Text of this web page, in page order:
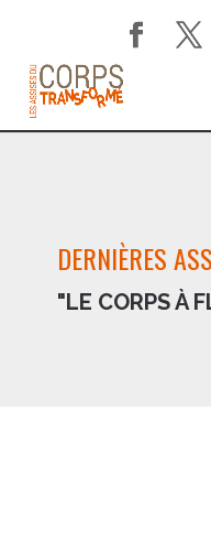
DERNIÈRES
"LE CORPS À